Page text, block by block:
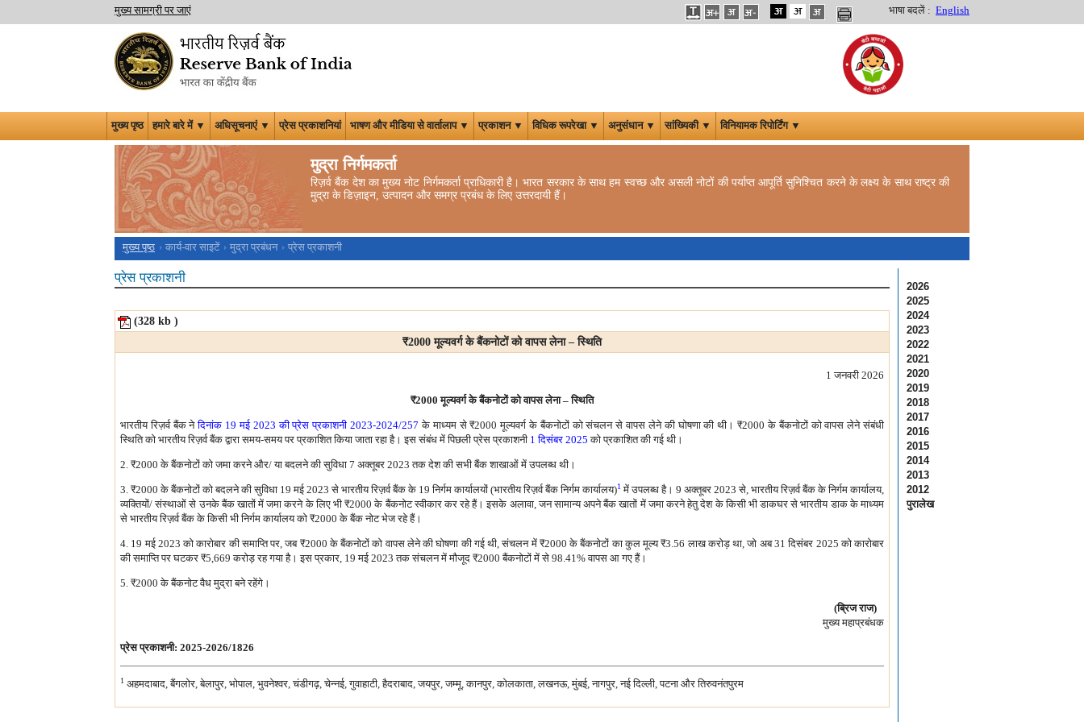
मुख्य सामग्री पर जाएं भाषा बदलें : English
मुख्य पृष्ठ हमारे बारे में ▼ अधिसूचनाएं ▼ प्रेस प्रकाशनियां भाषण और मीडिया से वार्तालाप ▼ प्रकाशन ▼ विधिक रूपरेखा ▼ अनुसंधान ▼ सांख्यिकी ▼ विनियामक रिपोर्टिंग ▼
मुद्रा निर्गमकर्ता
रिज़र्व बैंक देश का मुख्य नोट निर्गमकर्ता प्राधिकारी है। भारत सरकार के साथ हम स्वच्छ और असली नोटों की पर्याप्त आपूर्ति सुनिश्चित करने के लक्ष्य के साथ राष्ट्र की
मुद्रा के डिज़ाइन, उत्पादन और समग्र प्रबंध के लिए उत्तरदायी हैं।
मुख्य पृष्ठ कार्य-वार साइटें मुद्रा प्रबंधन प्रेस प्रकाशनी
प्रेस प्रकाशनी
(328 kb )
₹2000 मूल्यवर्ग के बैंकनोटों को वापस लेना – स्थिति
1 जनवरी 2026
₹2000 मूल्यवर्ग के बैंकनोटों को वापस लेना – स्थिति
भारतीय रिज़र्व बैंक नेदिनांक 19 मई 2023 की प्रेस प्रकाशनी 2023-2024/257 के माध्यम से₹2000 मूल्यवर्ग के बैंकनोटों को संचलन से वापस लेने की घोषणा की थी।₹2000 के बैंकनोटों को वापस लेने संबंधी
स्थिति को भारतीय रिज़र्व बैंक द्वारा समय-समय पर प्रकाशित किया जाता रहा है। इस संबंध में पिछली प्रेस प्रकाशनी 1 दिसंबर 2025 को प्रकाशित की गई थी।
2. ₹2000 के बैंकनोटों को जमा करने और/ या बदलने की सुविधा 7 अक्तूबर 2023 तक देश की सभी बैंक शाखाओं में उपलब्ध थी।
3. ₹2000 के बैंकनोटों को बदलने की सुविधा 19 मई 2023 से भारतीय रिज़र्व बैंक के 19 निर्गम कार्यालयों (भारतीय रिज़र्व बैंक निर्गम कार्यालय)1में उपलब्ध है। 9 अक्तूबर 2023 से, भारतीय रिज़र्व बैंक के निर्गम कार्यालय,
व्यक्तियों/ संस्थाओं से उनके बैंक खातों में जमा करने के लिए भी₹2000 के बैंकनोट स्वीकार कर रहे हैं। इसके अलावा, जन सामान्य अपने बैंक खातों में जमा करने हेतु देश के किसी भी डाकघर से भारतीय डाक के माध्यम
से भारतीय रिज़र्व बैंक के किसी भी निर्गम कार्यालय को ₹2000 के बैंक नोट भेज रहे हैं।
4. 19 मई 2023 को कारोबार की समाप्ति पर, जब ₹2000 के बैंकनोटों को वापस लेने की घोषणा की गई थी, संचलन में ₹2000 के बैंकनोटों का कुल मूल्य₹3.56 लाख करोड़ था, जो अब 31 दिसंबर 2025 को कारोबार
की समाप्ति पर घटकर ₹5,669 करोड़ रह गया है। इस प्रकार, 19 मई 2023 तक संचलन में मौजूद ₹2000 बैंकनोटों में से 98.41% वापस आ गए हैं।
5. ₹2000 के बैंकनोट वैध मुद्रा बने रहेंगे।
(ब्रिज राज)
मुख्य महाप्रबंधक
प्रेस प्रकाशनी: 2025-2026/1826
1 अहमदाबाद, बैंगलोर, बेलापुर, भोपाल, भुवनेश्वर, चंडीगढ़, चेन्नई, गुवाहाटी, हैदराबाद, जयपुर, जम्मू, कानपुर, कोलकाता, लखनऊ, मुंबई, नागपुर, नई दिल्ली, पटना और तिरुवनंतपुरम
2026
2025
2024
2023
2022
2021
2020
2019
2018
2017
2016
2015
2014
2013
2012
पुरालेख